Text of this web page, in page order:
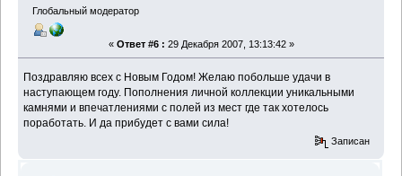
Глобальный модератор
« Ответ #6 : 29 Декабря 2007, 13:13:42 »
Поздравляю всех с Новым Годом! Желаю побольше удачи в
наступающем году. Пополнения личной коллекции уникальными
камнями и впечатлениями с полей из мест где так хотелось
поработать. И да прибудет с вами сила!
Записан